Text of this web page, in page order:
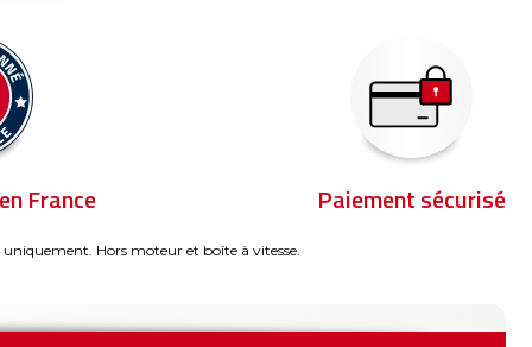
France Paiement sécurisé
Hors moteur et boîte à vitesse.